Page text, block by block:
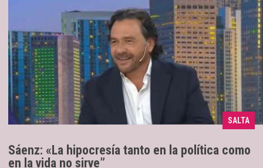
SALTA
Sáenz: «La hipocresía tanto en la política como
en la vida no sirve”
03/06/2025
El Gobernador de Salta reclamó un
sinceramiento de la clase política